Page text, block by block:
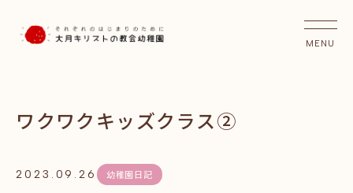
ワクワクキッズクラス②
2023.09.26 幼稚園日記